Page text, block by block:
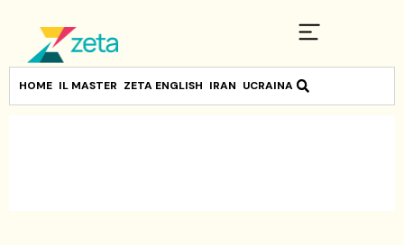
HOME IL MASTER ZETA ENGLISH IRAN UCRAINA